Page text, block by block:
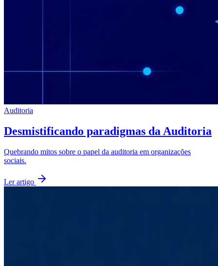
Auditoria
Desmistificando paradigmas da Auditoria
Quebrando mitos sobre o papel da auditoria em organizações
sociais.
Ler artigo